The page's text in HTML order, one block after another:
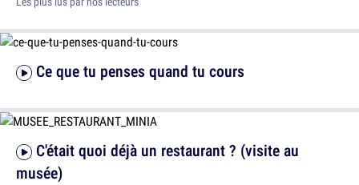
Ce que tu penses quand tu cours
musée)